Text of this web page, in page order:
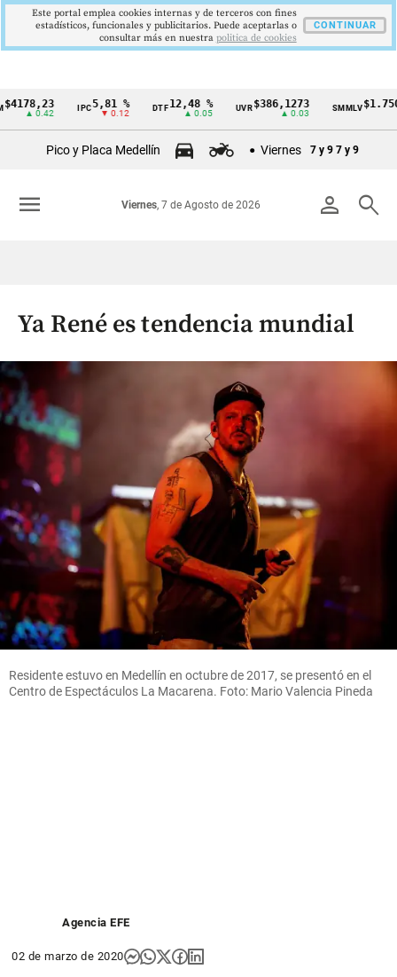
Cintillo
Colombia
0.42
IPC 5,81 %
▼ 0.12
DTF 12,48 %
▲ 0.05
UVR $386,1273
▲ 0.03
SMMLV$1.750.905
Pico y Placa Medellín Viernes 7 y 9 7 y 9
person search
Viernes, 7 de Agosto de 2026
menu
Ya René es tendencia mundial
Residente estuvo en Medellín en octubre de 2017, se presentó en el
Centro de Espectáculos La Macarena. Foto: Mario Valencia Pineda
Agencia EFE
02 de marzo de 2020
Este portal emplea cookies internas y de terceros con fines
estadísticos, funcionales y publicitarios. Puede aceptarlas o
consultar más en nuestra politica de cookies
CONTINUAR